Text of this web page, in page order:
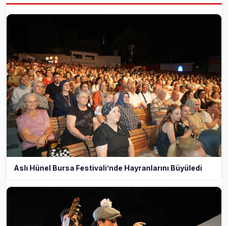
Aslı Hünel Bursa Festivali’nde Hayranlarını Büyüledi